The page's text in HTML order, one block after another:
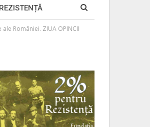
României. ZIUA OPINCII